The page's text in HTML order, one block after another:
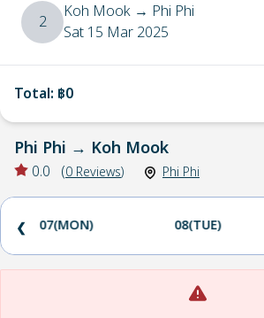
2 Koh Mook → Phi Phi
Sat 15 Mar 2025
Total: ฿0
Phi Phi → Koh Mook
0.0 (0 Reviews) Phi Phi
07(MON) 08(TUE)
❮